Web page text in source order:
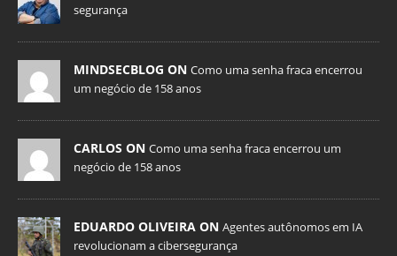
segurança
MINDSECBLOG ON Como uma senha fraca encerrou
um negócio de 158 anos
CARLOS ON Como uma senha fraca encerrou um
negócio de 158 anos
EDUARDO OLIVEIRA ON Agentes autônomos em IA
revolucionam a cibersegurança